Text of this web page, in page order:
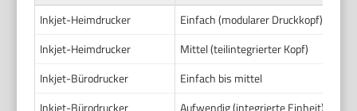
Inkjet-Heimdrucker
Einfach (modularer Druckkopf)
Inkjet-Heimdrucker
Mittel (teilintegrierter Kopf)
Inkjet-Bürodrucker
Einfach bis mittel
Inkjet-Bürodrucker
Aufwendig (integrierte Einheit)